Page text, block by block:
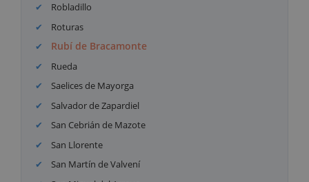
Robladillo
Roturas
Rubí de Bracamonte
Rueda
Saelices de Mayorga
Salvador de Zapardiel
San Cebrián de Mazote
San Llorente
San Martín de Valvení